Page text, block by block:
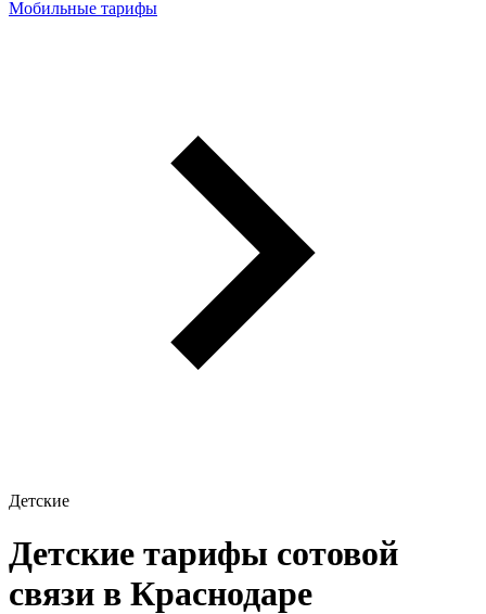
Мобильные тарифы
Детские
Детские тарифы сотовой
связи в Краснодаре